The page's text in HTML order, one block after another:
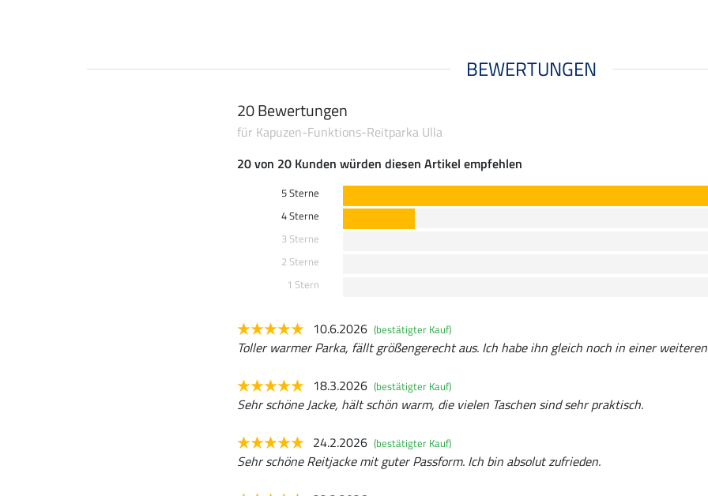
BEWERTUNGEN
20 Bewertungen
für Kapuzen-Funktions-Reitparka Ulla
20 von 20 Kunden würden diesen Artikel empfehlen
5 Sterne
4 Sterne
3 Sterne
2 Sterne
1 Stern
10.6.2026 (bestätigter Kauf)
Toller warmer Parka, fällt größengerecht aus. Ich habe ihn gleich noch in einer
18.3.2026 (bestätigter Kauf)
Sehr schöne Jacke, hält schön warm, die vielen Taschen sind sehr praktisch.
24.2.2026 (bestätigter Kauf)
Sehr schöne Reitjacke mit guter Passform. Ich bin absolut zufrieden.